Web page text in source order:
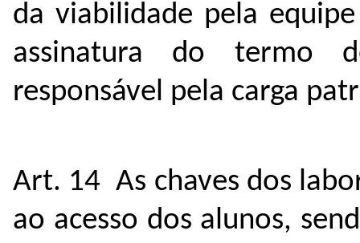
da viabilidade pela
assinatura do termo
responsável pela carga
Art. 14 As chaves dos
ao acesso dos alunos,